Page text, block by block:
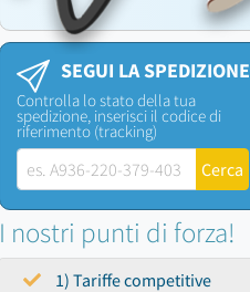
SEGUI LA SPEDIZIONE
Controlla lo stato della tua
spedizione, inserisci il codice di
riferimento (tracking)
I nostri punti di forza!
1) Tariffe competitive